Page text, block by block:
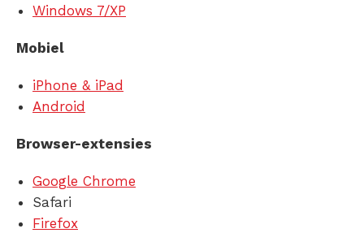
Windows 7/XP
Mobiel
iPhone & iPad
Android
Browser-extensies
Google Chrome
Safari
Firefox